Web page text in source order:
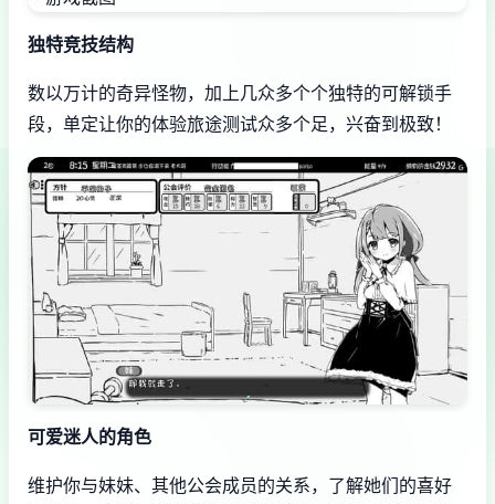
独特竞技结构
数以万计的奇异怪物，加上几众多个个独特的可解锁手
段，单定让你的体验旅途测试众多个足，兴奋到极致！
可爱迷人的角色
维护你与妹妹、其他公会成员的关系，了解她们的喜好